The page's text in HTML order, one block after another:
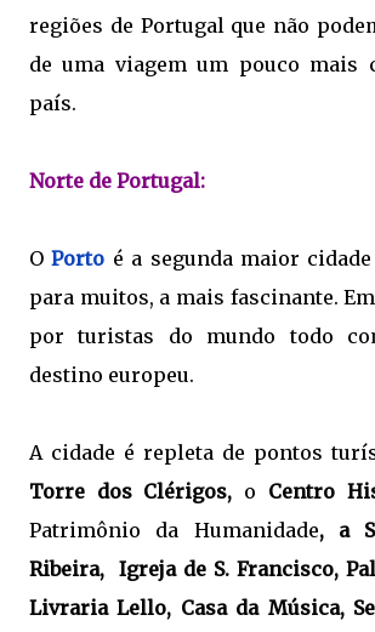
regiões de Portugal que não
de uma viagem um pouco mais
país.
Norte de Portugal:
O Porto é a segunda maior
para muitos, a mais fascinante.
por turistas do mundo todo
destino europeu.
Torre dos Clérigos, o Centro
Patrimônio da Humanidade, a
Ribeira, Igreja de S. Francisco,
Livraria Lello, Casa da Música,